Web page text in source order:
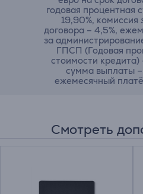
годовая процентная
19,90%, комиссия
договора – 4,5%,
за
ГПСП (Годовая
стоимости
сумма выплаты
ежемесячный
Смотреть